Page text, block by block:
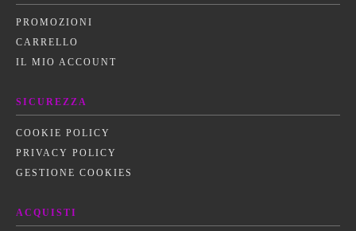
PROMOZIONI
CARRELLO
IL MIO ACCOUNT
SICUREZZA
COOKIE POLICY
PRIVACY POLICY
GESTIONE COOKIES
ACQUISTI